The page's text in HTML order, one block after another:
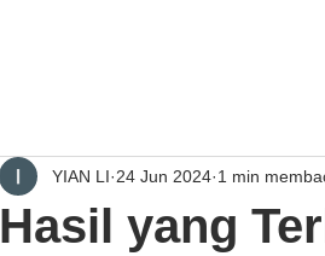
Hasil yang
YIAN LI 24 Jun 2024 1 min